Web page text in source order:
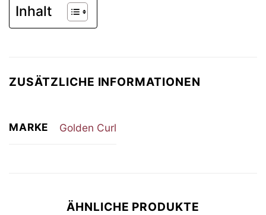
Inhalt
ZUSÄTZLICHE INFORMATIONEN
MARKE Golden Curl
ÄHNLICHE PRODUKTE